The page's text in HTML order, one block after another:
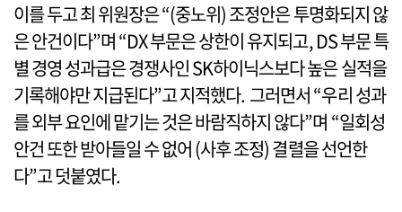
이를 두고 최 위원장은 “(중노위) 조정안은 투명화되지 않
은 안건이다”며 “DX 부문은 상한이 유지되고, DS 부문 특
별 경영 성과급은 경쟁사인 SK하이닉스보다 높은 실적을
기록해야만 지급된다”고 지적했다. 그러면서 “우리 성과
를 외부 요인에 맡기는 것은 바람직하지 않다”며 “일회성
안건 또한 받아들일 수 없어 (사후 조정) 결렬을 선언한
다”고 덧붙였다.